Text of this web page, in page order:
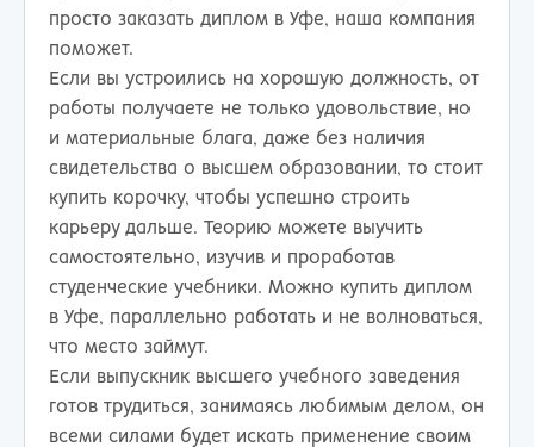
просто заказать диплом в Уфе, наша компания
поможет.
Если вы устроились на хорошую должность, от
работы получаете не только удовольствие, но
и материальные блага, даже без наличия
свидетельства о высшем образовании, то стоит
купить корочку, чтобы успешно строить
карьеру дальше. Теорию можете выучить
самостоятельно, изучив и проработав
студенческие учебники. Можно купить диплом
в Уфе, параллельно работать и не волноваться,
что место займут.
Если выпускник высшего учебного заведения
готов трудиться, занимаясь любимым делом, он
всеми силами будет искать применение своим